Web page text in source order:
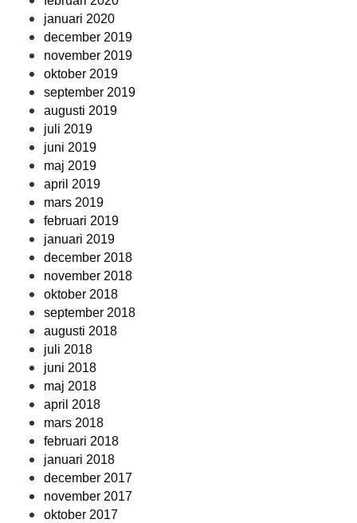
januari 2020
december 2019
november 2019
oktober 2019
september 2019
augusti 2019
juli 2019
juni 2019
maj 2019
april 2019
mars 2019
februari 2019
januari 2019
december 2018
november 2018
oktober 2018
september 2018
augusti 2018
juli 2018
juni 2018
maj 2018
april 2018
mars 2018
februari 2018
januari 2018
december 2017
november 2017
oktober 2017